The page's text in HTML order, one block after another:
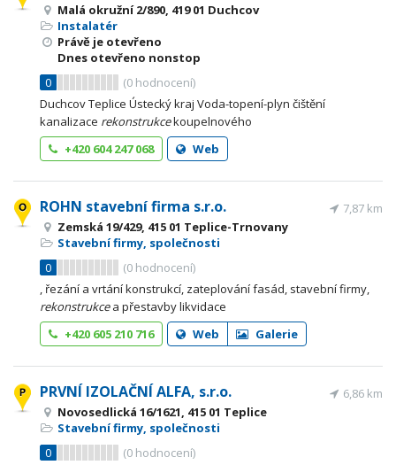
Malá okružní 2/890, 419 01 Duchcov
Instalatér
Právě je otevřeno
Dnes otevřeno nonstop
0
(0 hodnocení)
Duchcov Teplice Ústecký kraj Voda-topení-plyn čištění
kanalizace rekonstrukcekoupelnového
+420 604 247 068
Web
ROHN stavební firma s.r.o.
Zemská 19/429, 415 01 Teplice-Trnovany
Stavební firmy, společnosti
0
(0 hodnocení)
7,87 km
, řezání a vrtání konstrukcí, zateplování fasád, stavební firmy,
rekonstrukcea přestavby likvidace
+420 605 210 716
Web Galerie
PRVNÍ IZOLAČNÍ ALFA, s.r.o.
Novosedlická 16/1621, 415 01 Teplice
Stavební firmy, společnosti
0
(0 hodnocení)
6,86 km